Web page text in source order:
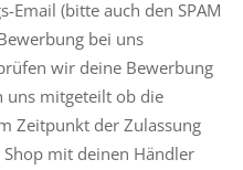
Email (bitte auch den SPAM
bei uns
wir deine Bewerbung
uns mitgeteilt ob die
Zeitpunkt der Zulassung
mit deinen Händler